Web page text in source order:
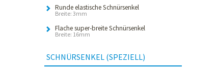
Runde elastische Schnürsenkel
Breite: 3mm
Flache super-breite Schnürsenkel
Breite: 16mm
SCHNÜRSENKEL (SPEZIELL)